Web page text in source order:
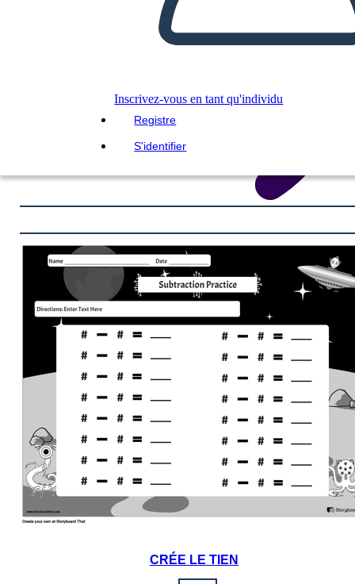
Inscrivez-vous en tant qu'individu
Registre
S'identifier
CRÉE LE TIEN